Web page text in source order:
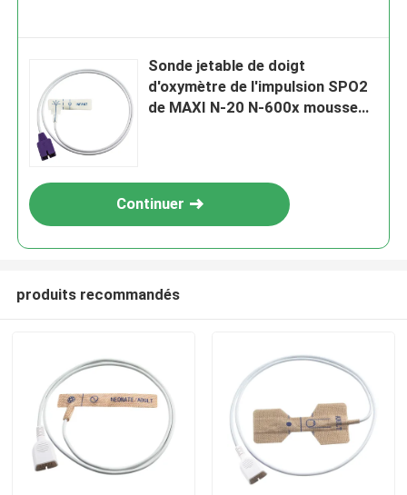
Maison
Sonde jetable de doigt
d'oxymètre de l'impulsion SPO2
de MAXI N-20 N-600x mousse
Continuer
produits recommandés